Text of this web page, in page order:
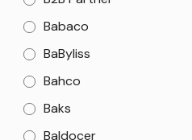
Babaco
BaByliss
Bahco
Baks
Baldocer